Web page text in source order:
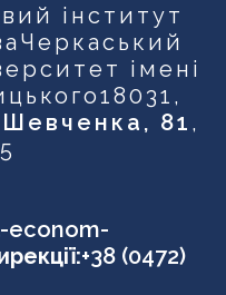
інститут
Черкаський
імені
18031,
81 ,
econom-
+38 (0472)